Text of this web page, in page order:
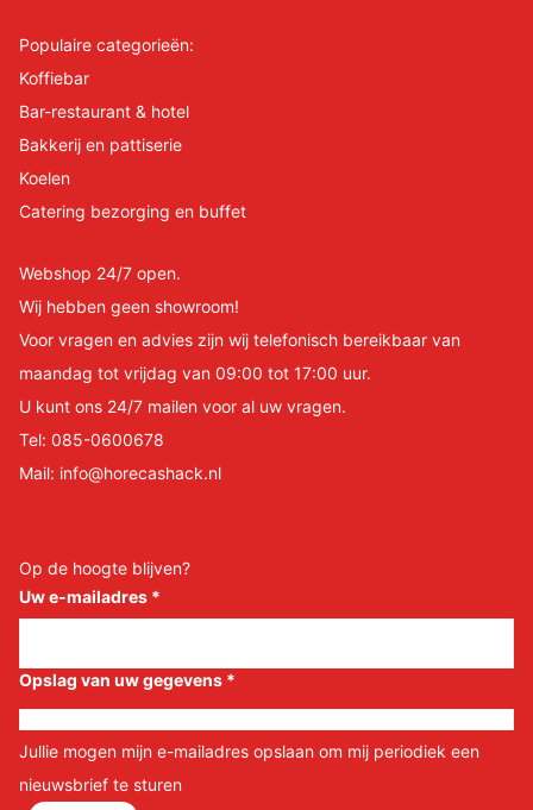
Populaire categorieën:
Koffiebar
Bar-restaurant & hotel
Bakkerij en pattiserie
Koelen
Catering bezorging en buffet
Webshop 24/7 open.
Wij hebben geen showroom!
Voor vragen en advies zijn wij telefonisch bereikbaar van
maandag tot vrijdag van 09:00 tot 17:00 uur.
U kunt ons 24/7 mailen voor al uw vragen.
Tel: 085-0600678
Mail: info@horecashack.nl
Op de hoogte blijven?
Uw e-mailadres *
Opslag van uw gegevens *
Jullie mogen mijn e-mailadres opslaan om mij periodiek een
nieuwsbrief te sturen